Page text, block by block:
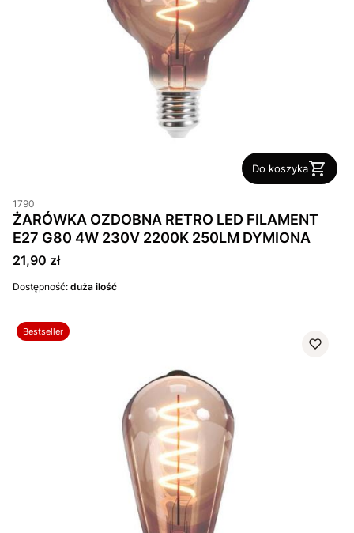
Do koszyka
1790
ŻARÓWKA OZDOBNA RETRO LED FILAMENT
E27 G80 4W 230V 2200K 250LM DYMIONA
Cena
21,90 zł
Dostępność: duża ilość
Bestseller